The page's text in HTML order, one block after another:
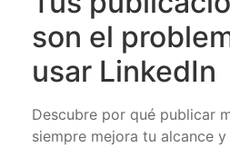
son el
usar LinkedIn
Descubre por qué publicar
siempre mejora tu alcance